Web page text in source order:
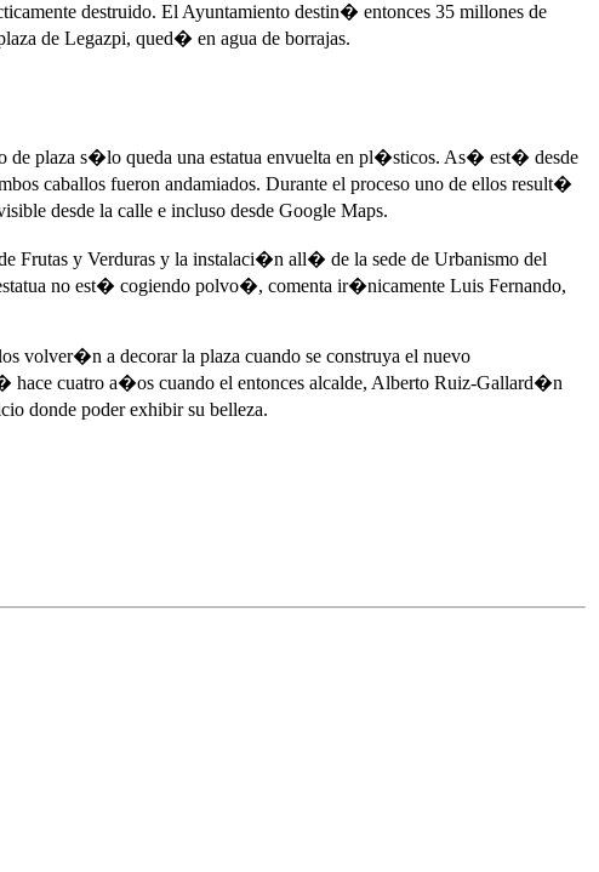
destruido. El Ayuntamiento destin� entonces 35 millones de
de Legazpi, qued� en agua de borrajas.
de plaza s�lo queda una estatua envuelta en pl�sticos. As� est� desde
caballos fueron andamiados. Durante el proceso uno de ellos result�
desde la calle e incluso desde Google Maps.
Frutas y Verduras y la instalaci�n all� de la sede de Urbanismo del
no est� cogiendo polvo�, comenta ir�nicamente Luis Fernando,
volver�n a decorar la plaza cuando se construya el nuevo
hace cuatro a�os cuando el entonces alcalde, Alberto Ruiz-Gallard�n
donde poder exhibir su belleza.